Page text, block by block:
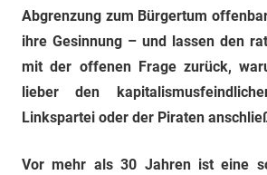
Abgrenzung zum Bürgertum
ihre Gesinnung – und lassen den
mit der offenen Frage zurück,
lieber den
Linkspartei oder der Piraten
Vor mehr als 30 Jahren ist eine